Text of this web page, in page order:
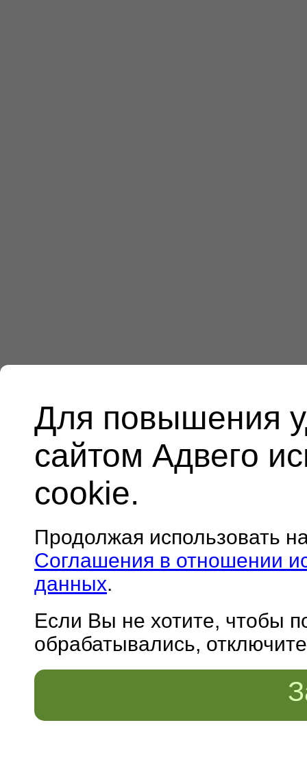
Для повышения
сайтом Адвего
cookie.
Продолжая использовать
Соглашения в отношении
данных.
Если Вы не хотите, чтобы
обрабатывались,